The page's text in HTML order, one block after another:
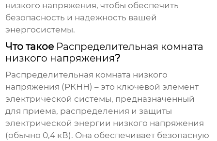
низкого напряжения, чтобы обеспечить
безопасность и надежность вашей
энергосистемы.
Что такое Распределительная комната
низкого напряжения?
Распределительная комната низкого
напряжения (РКНН) – это ключевой элемент
электрической системы, предназначенный
для приема, распределения и защиты
электрической энергии низкого напряжения
(обычно 0,4 кВ). Она обеспечивает безопасную